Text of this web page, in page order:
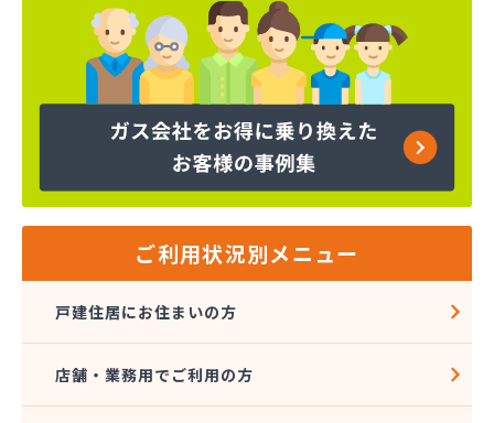
ご利用状況別メニュー
戸建住居にお住まいの方
店舗・業務用でご利用の方